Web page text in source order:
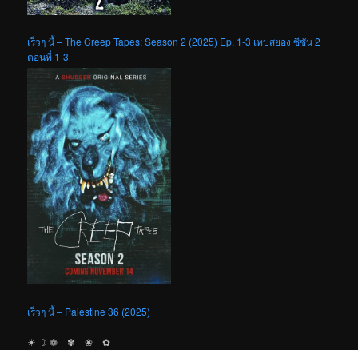
เร็วๆ นี้ – The Creep Tapes: Season 2 (2025) Ep. 1-3 เทปสยอง ซีซัน 2
ตอนที่ 1-3
เร็วๆ นี้ – Palestine 36 (2025)
☀︎ ☽ ❁ ✾ ❀ ✿